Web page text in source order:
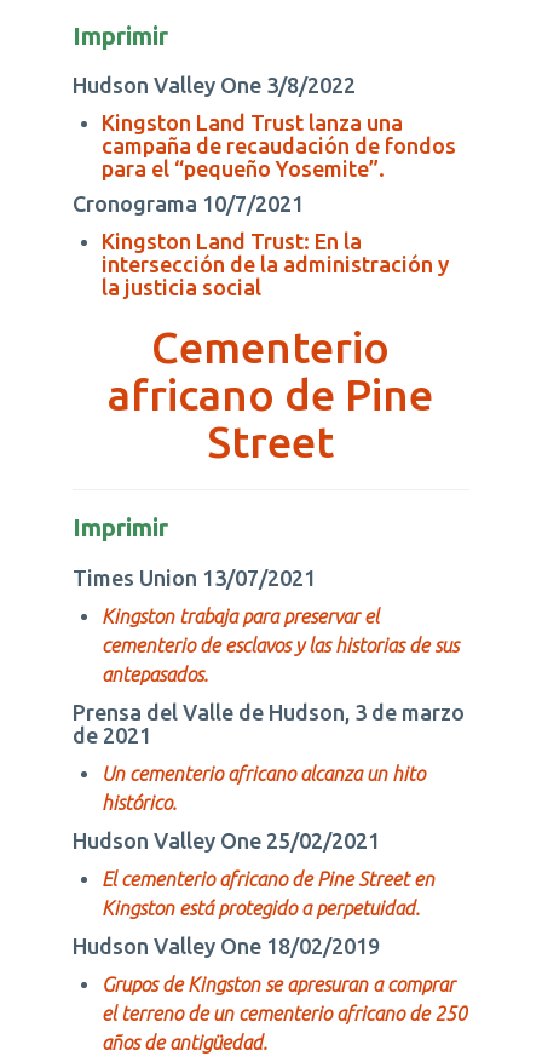
Imprimir
Hudson Valley One 3/8/2022
Kingston Land Trust lanza una
campaña de recaudación de fondos
para el “pequeño Yosemite”.
Cronograma 10/7/2021
Kingston Land Trust: En la
intersección de la administración y
la justicia social
Cementerio
africano de Pine
Street
Imprimir
Times Union 13/07/2021
Kingston trabaja para preservar el
cementerio de esclavos y las historias de sus
antepasados.
Prensa del Valle de Hudson, 3 de marzo
de 2021
Un cementerio africano alcanza un hito
histórico.
Hudson Valley One 25/02/2021
El cementerio africano de Pine Street en
Kingston está protegido a perpetuidad.
Hudson Valley One 18/02/2019
Grupos de Kingston se apresuran a comprar
el terreno de un cementerio africano de 250
años de antigüedad.